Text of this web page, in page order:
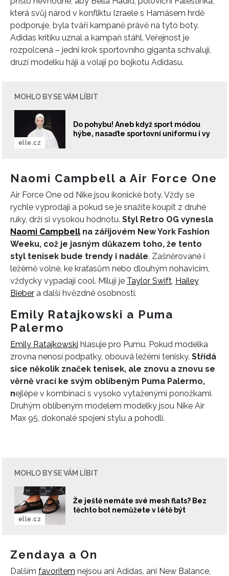
která svůj národ v konfliktu Izraele s Hamásem hrdě
podporuje, byla tváří kampaně právě na tyto boty.
Adidas kritiku uznal a kampaň stáhl. Veřejnost je
rozpolcená – jedni krok sportovního giganta schvalují,
druzí modelku hájí a volají po bojkotu Adidasu.
MOHLO BY SE VÁM LÍBIT
Do pohybu! Aneb když sport módou
hýbe, nasaďte sportovní uniformu i vy
elle.cz
Naomi Campbell a Air Force One
Air Force One od Nike jsou ikonické boty. Vždy se
rychle vyprodají a pokud se je snažíte koupit z druhé
ruky, drží si vysokou hodnotu. Styl Retro OG vynesla
Naomi Campbell na zářijovém New York Fashion
Weeku, což je jasným důkazem toho, že tento
styl tenisek bude trendy i nadále. Zašněrované i
ležérně volné, ke kraťasům nebo dlouhým nohavicím,
vždycky vypadají cool. Milují je Taylor Swift Hailey
Bieber a další hvězdné osobnosti.
Emily Ratajkowski a Puma
Palermo
Emily Ratajkowski hlasuje pro Pumu. Pokud modelka
zrovna nenosí podpatky, obouvá ležérní tenisky. Střídá
sice několik značek tenisek, ale znovu a znovu se
věrně vrací ke svým oblíbeným Puma Palermo,
nejlépe v kombinaci s vysoko vytaženými ponožkami.
Druhým oblíbeným modelem modelky jsou Nike Air
Max 95, dokonalé spojení stylu a pohodlí.
MOHLO BY SE VÁM LÍBIT
Že ještě nemáte své mesh flats? Bez
těchto bot nemůžete v létě být
elle.cz
Zendaya a On
Dalším favoritem nejsou ani Adidas, ani New Balance,